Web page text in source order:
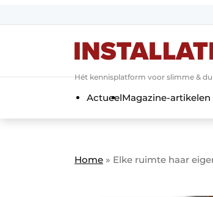
Algemene
Banner overzicht
BedrijvenAanmelden
Bedrijven
Evenement
Hét kennisplatform voor slimme &
ActueelMagazine-artikelen
Home » Elke ruimte haar